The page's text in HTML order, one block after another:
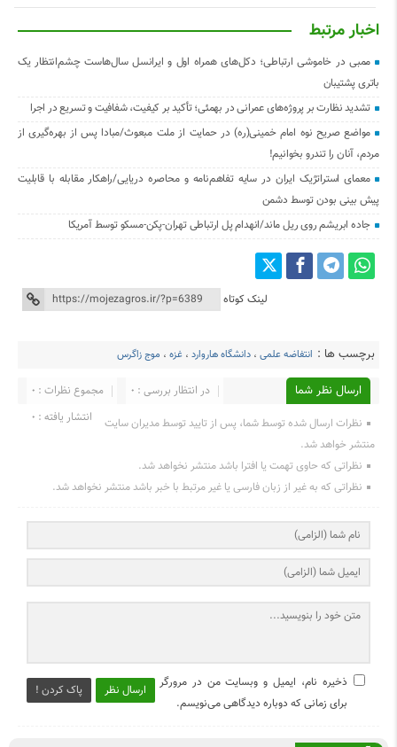
اخبار مرتبط
ممبی در خاموشی ارتباطی؛ دکل‌های همراه اول و ایرانسل سال‌هاست چشم‌انتظار یک
باتری پشتیبان
تشدید نظارت بر پروژه‌های عمرانی در بهمئی؛ تأکید بر کیفیت، شفافیت و تسریع در اجرا
مواضع صریح نوه امام خمینی(ره) در حمایت از ملت مبعوث/مبادا پس از بهره‌گیری از
مردم، آنان را تندرو بخوانیم!
معمای استراتژیک ایران در سایه تفاهم‌نامه و محاصره دریایی/راهکار مقابله با قابلیت
پیش بینی بودن توسط دشمن
جاده ابریشم روی ریل ماند/انهدام پل ارتباطی تهران-پکن-مسکو توسط آمریکا
لینک کوتاه
برچسب ها : انتفاضه علمی ، دانشگاه هاروارد ، غزه ، موج زاگرس
ارسال نظر شما مجموع نظرات : 0
در انتظار بررسی : 0
انتشار یافته : ۰
نظرات ارسال شده توسط شما، پس از تایید توسط مدیران سایت
منتشر خواهد شد.
نظراتی که حاوی تهمت یا افترا باشد منتشر نخواهد شد.
نظراتی که به غیر از زبان فارسی یا غیر مرتبط با خبر باشد منتشر نخواهد شد.
ارسال نظر پاک کردن !
ذخیره نام، ایمیل و وبسایت من در مرورگر
برای زمانی که دوباره دیدگاهی می‌نویسم.